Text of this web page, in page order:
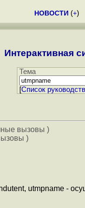
НОВОСТИ (+)
Интерактивная
Тема
[Cписок руководств
вызовы )
)
utmpname -